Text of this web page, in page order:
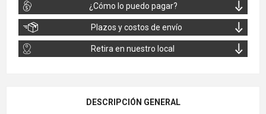
¿Cómo lo puedo pagar?
Plazos y costos de envío
Retira en nuestro local
DESCRIPCIÓN GENERAL